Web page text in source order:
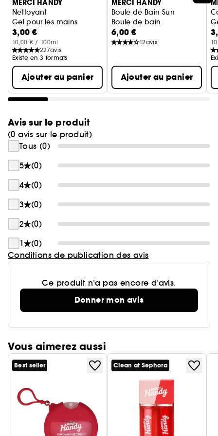
MERCI HANDY
Nettoyant
Gel pour les mains
3,00 €
10,00 € / 100ml
227avis
Existe en 3 formats
Ajouter au panier
MERCI HANDY
Boule de Bain Sun
Boule de bain
6,00 €
12avis
Ajouter au panier
Avis sur le produit
(0 avis sur le produit)
Tous (0)
5
(0)
4
(0)
3
(0)
2
(0)
1
(0)
Conditions de publication des avis
Ce produit n’a pas encore d’avis.
Donner mon avis
Vous aimerez aussi
Best seller Clean at Sephora